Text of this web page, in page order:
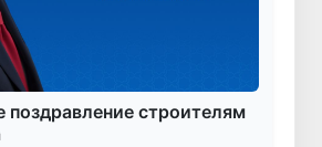
поздравление строителям